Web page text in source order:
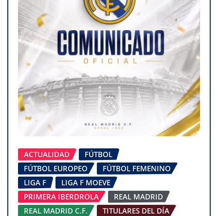
ACTUALIDAD
FÚTBOL
FÚTBOL EUROPEO
FÚTBOL FEMENINO
LIGA F
LIGA F MOEVE
PRIMERA IBERDROLA
REAL MADRID
REAL MADRID C.F.
TITULARES DEL DÍA